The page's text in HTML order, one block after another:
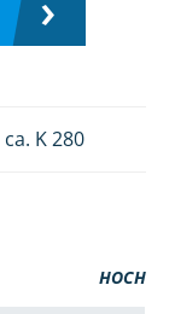
ca. K 280
HOCH